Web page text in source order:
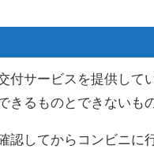
付サービスを提供し
るものとできないも
してからコンビニに